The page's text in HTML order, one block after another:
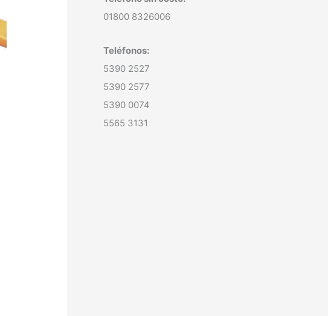
01800 8326006
Teléfonos:
5390 2527
5390 2577
5390 0074
5565 3131